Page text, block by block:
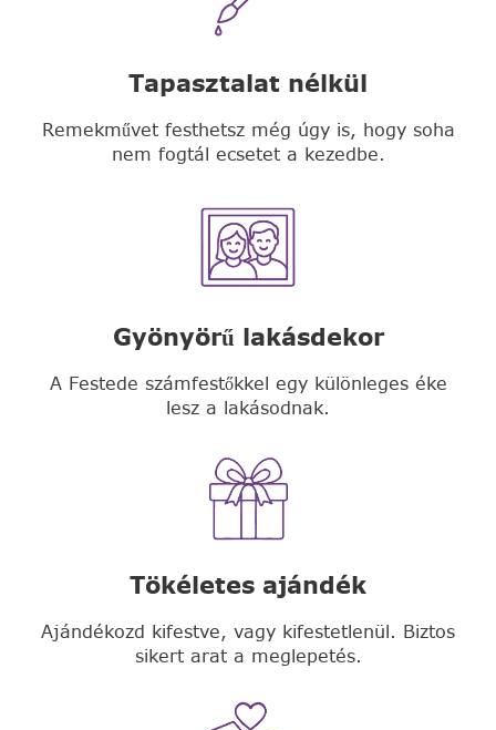
Tapasztalat nélkül
Remekművet festhetsz még úgy is, hogy soha
nem fogtál ecsetet a kezedbe.
Gyönyörű lakásdekor
A Festede számfestőkkel egy különleges éke
lesz a lakásodnak.
Tökéletes ajándék
Ajándékozd kifestve, vagy kifestetlenül. Biztos
sikert arat a meglepetés.